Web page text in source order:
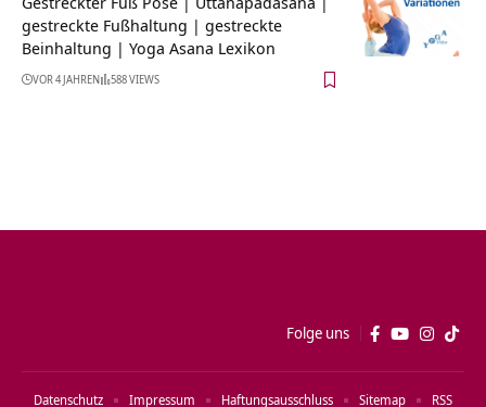
gestreckte Fußhaltung | gestreckte
Beinhaltung | Yoga Asana Lexikon
VOR 4 JAHREN 588 VIEWS
Folge uns
Datenschutz Impressum Haftungsausschluss Sitemap RSS